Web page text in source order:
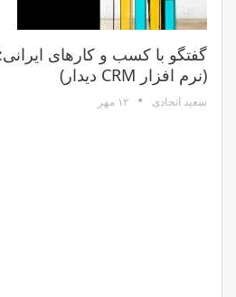
گفتگو با کسب و کارهای
(نرم افزار CRM دیدار)
سعید اتحادی ۱۲ مهر